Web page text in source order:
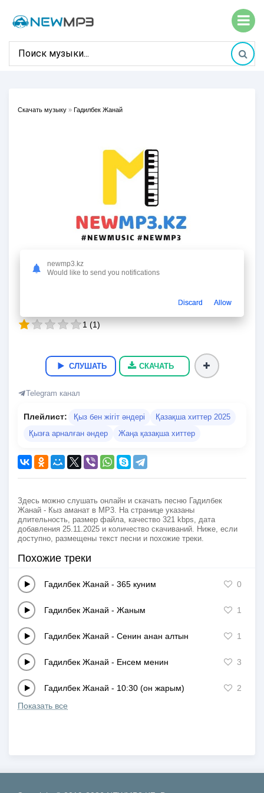
Скачать музыку » Гадилбек Жанай
Кыз аманат
25.11.2025 132
1 (1)
СЛУШАТЬ СКАЧАТЬ
Telegram канал
Плейлист: Қыз бен жігіт әндері
Қазақша хиттер 2025
Қызға арналған әндер
Жаңа қазақша хиттер
Здесь можно слушать онлайн и скачать песню Гадилбек
Жанай - Кыз аманат в MP3. На странице указаны
длительность, размер файла, качество 321 kbps, дата
добавления 25.11.2025 и количество скачиваний. Ниже, если
доступно, размещены текст песни и похожие треки.
Похожие треки
Гадилбек Жанай - 365 куним 0
Гадилбек Жанай - Жаным 1
Гадилбек Жанай - Сенин анан алтын 1
Гадилбек Жанай - Енсем менин 3
Гадилбек Жанай - 10:30 (он жарым)
2
Показать все
newmp3.kz
Would like to send you notifications
Discard Allow